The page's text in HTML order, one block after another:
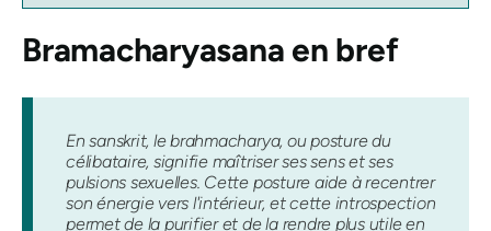
Bramacharyasana en bref
En sanskrit, le brahmacharya, ou posture du
célibataire, signifie maîtriser ses sens et ses
pulsions sexuelles. Cette posture aide à recentrer
son énergie vers l'intérieur, et cette introspection
permet de la purifier et de la rendre plus utile en